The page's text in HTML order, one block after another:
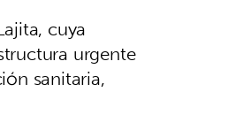
cuya
urgente
sanitaria,